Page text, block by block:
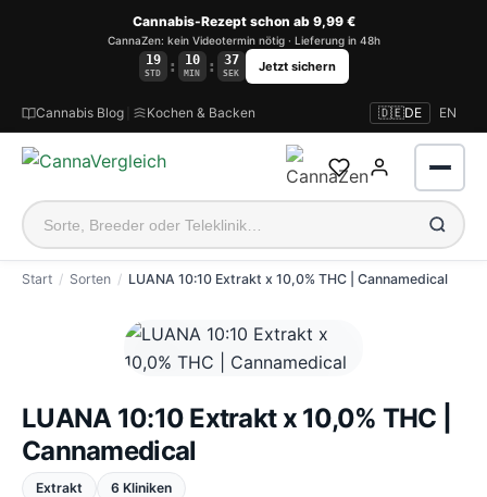
Cannabis-Rezept schon ab 9,99 €
CannaZen: kein Videotermin nötig · Lieferung in 48h
19
STD : 10
MIN : 36
SEK Jetzt sichern
Cannabis Blog Kochen & Backen 🇩🇪DE EN
Anmelden
Start Sorten LUANA 10:10 Extrakt x 10,0% THC | Cannamedical
LUANA 10:10 Extrakt x 10,0% THC |
Cannamedical
Extrakt 6 Kliniken